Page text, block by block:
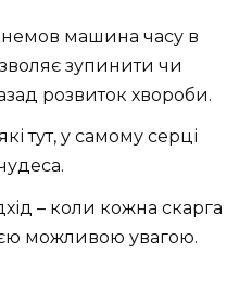
немов машина часу в
зупинити чи
розвиток хвороби.
тут, у самому серці
– коли кожна скарга
можливою увагою.